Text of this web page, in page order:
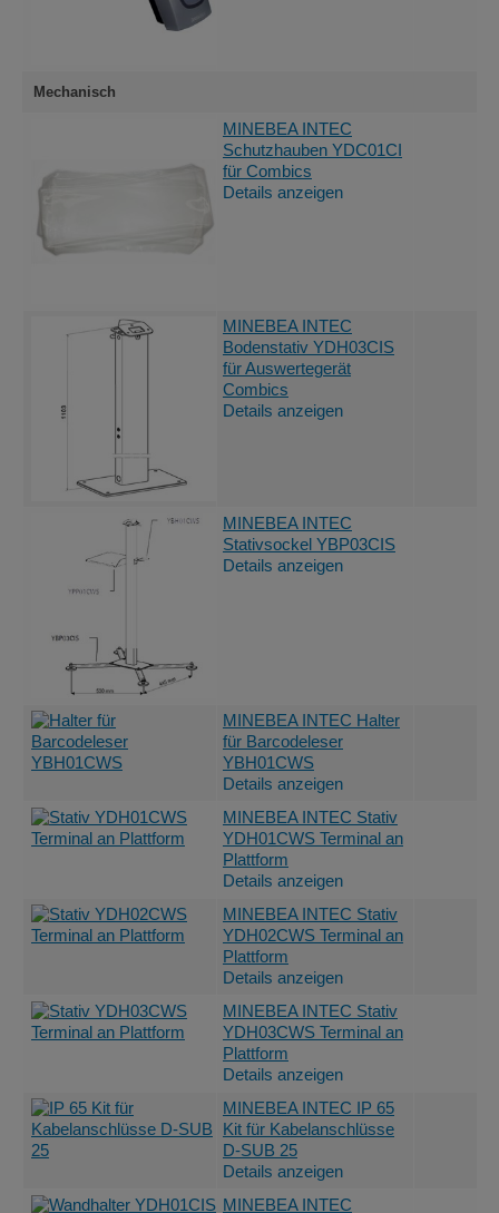
Mechanisch
MINEBEA INTEC
Schutzhauben YDC01CI
für Combics
Details anzeigen
MINEBEA INTEC
Bodenstativ YDH03CIS
für Auswertegerät
Combics
Details anzeigen
MINEBEA INTEC
Stativsockel YBP03CIS
Details anzeigen
MINEBEA INTEC Halter
für Barcodeleser
YBH01CWS
Details anzeigen
MINEBEA INTEC Stativ
YDH01CWS Terminal an
Plattform
Details anzeigen
MINEBEA INTEC Stativ
YDH02CWS Terminal an
Plattform
Details anzeigen
MINEBEA INTEC Stativ
YDH03CWS Terminal an
Plattform
Details anzeigen
MINEBEA INTEC IP 65
Kit für Kabelanschlüsse
D-SUB 25
Details anzeigen
MINEBEA INTEC